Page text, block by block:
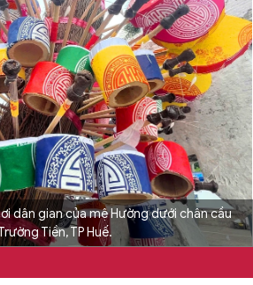
dân gian của mệ Hường dưới chân cầu
Tiền, TP Huế.